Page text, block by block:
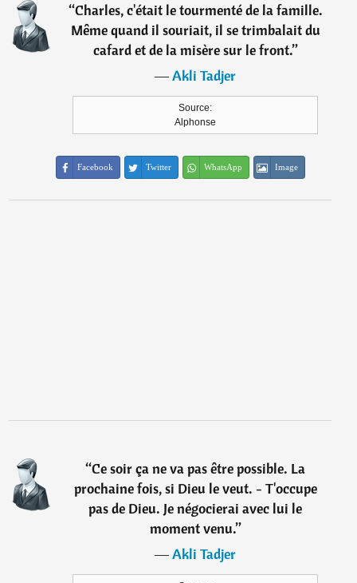
“Charles, c'était le tourmenté de la famille.
Même quand il souriait, il se trimbalait du
cafard et de la misère sur le front.”
―Akli Tadjer
Source:
Alphonse
Facebook Twitter WhatsApp Image
“Ce soir ça ne va pas être possible. La
prochaine fois, si Dieu le veut. - T'occupe
pas de Dieu. Je négocierai avec lui le
moment venu.”
―Akli Tadjer